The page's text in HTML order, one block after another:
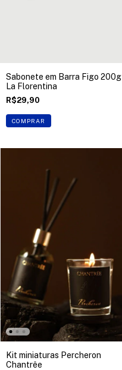
Sabonete em Barra Figo 200g
La Florentina
R$29,90
COMPRAR
Kit miniaturas Percheron
Chantrêe